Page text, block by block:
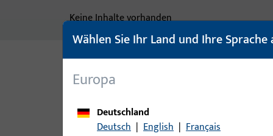
Keine Inhalte vorhanden
Varianten
Zu diesem Produkt gibt es folgende Varianten:
Wählen Sie Ihr Land und Ihre Sprache
Europa
Deutschland
Deutsch | English | Français